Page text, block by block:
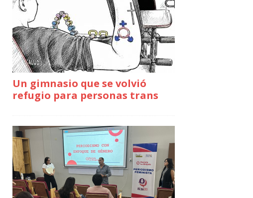
Un gimnasio que se volvió
refugio para personas trans